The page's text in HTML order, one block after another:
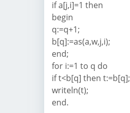
if a[j,i]=1 then
begin
q:=q+1;
b[q]:=as(a,w,j,i);
end;
for i:=1 to q do
if t<b[q] then t:=b[q];
writeln(t);
end.